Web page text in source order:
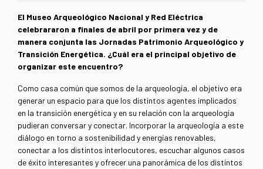
El Museo Arqueológico Nacional y Red Eléctrica
celebrararon a finales de abril por primera vez y de
manera conjunta las Jornadas Patrimonio Arqueológico y
Transición Energética. ¿Cuál era el principal objetivo de
organizar este encuentro?
Como casa común que somos de la arqueología, el objetivo era
generar un espacio para que los distintos agentes implicados
en la transición energética y en su relación con la arqueología
pudieran conversar y conectar. Incorporar la arqueología a este
diálogo en torno a sostenibilidad y energías renovables,
conectar a los distintos interlocutores, escuchar algunos casos
de éxito interesantes y ofrecer una panorámica de los distintos